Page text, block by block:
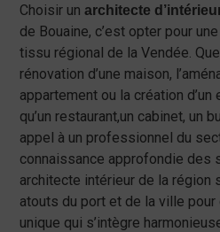
Choisir unarchitecte
de Bouaine, c’est opter pour
tissu régional de la Vendée.
rénovation d’une maison,
appartement ou la création
qu’un restaurant,un cabinet, un
appel à un professionnel du
connaissance approfondie des
architecte intérieur de la région
atouts du port et de la ville
unique qui s’intègre